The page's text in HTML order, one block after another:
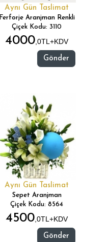
Aynı Gün Taslimat
Ferforje Aranjman Renkli
Çiçek Kodu: 3110
4000,0TL+KDV
Gönder
Aynı Gün Taslimat
Sepet Aranjman
Çiçek Kodu: 8564
4500,0TL+KDV
Gönder